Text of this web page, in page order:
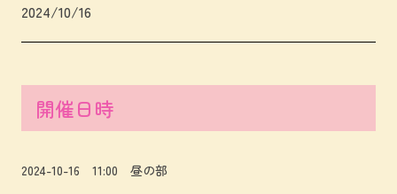
2024/10/16
開催日時
2024-10-16 11:00 昼の部